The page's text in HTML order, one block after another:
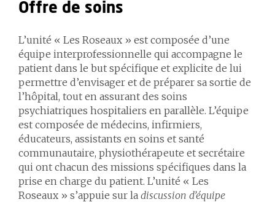
Offre de soins
L’unité « Les Roseaux » est composée d’une
équipe interprofessionnelle qui accompagne le
patient dans le but spécifique et explicite de lui
permettre d’envisager et de préparer sa sortie de
l’hôpital, tout en assurant des soins
psychiatriques hospitaliers en parallèle. L’équipe
est composée de médecins, infirmiers,
éducateurs, assistants en soins et santé
communautaire, physiothérapeute et secrétaire
qui ont chacun des missions spécifiques dans la
prise en charge du patient. L’unité « Les
Roseaux » s’appuie sur la discussion d’équipe